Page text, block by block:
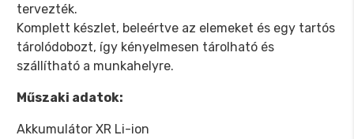
tervezték.
Komplett készlet, beleértve az elemeket és egy tartós
tárolódobozt, így kényelmesen tárolható és
szállítható a munkahelyre.
Műszaki adatok:
Akkumulátor XR Li-ion